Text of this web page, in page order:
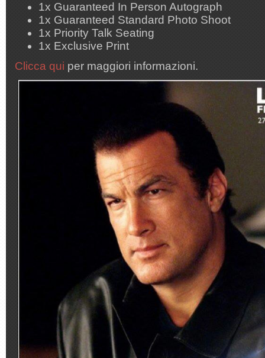
1x Guaranteed In Person Autograph
1x Guaranteed Standard Photo Shoot
1x Priority Talk Seating
1x Exclusive Print
Clicca qui per maggiori informazioni.